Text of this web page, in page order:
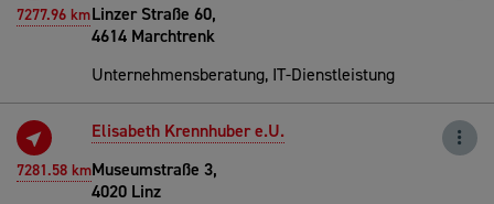
7277.96 kmLinzer Straße 60,
4614 Marchtrenk
Unternehmensberatung, IT-Dienstleistung
7281.58 km
Elisabeth Krennhuber e.U.
Museumstraße 3,
4020 Linz